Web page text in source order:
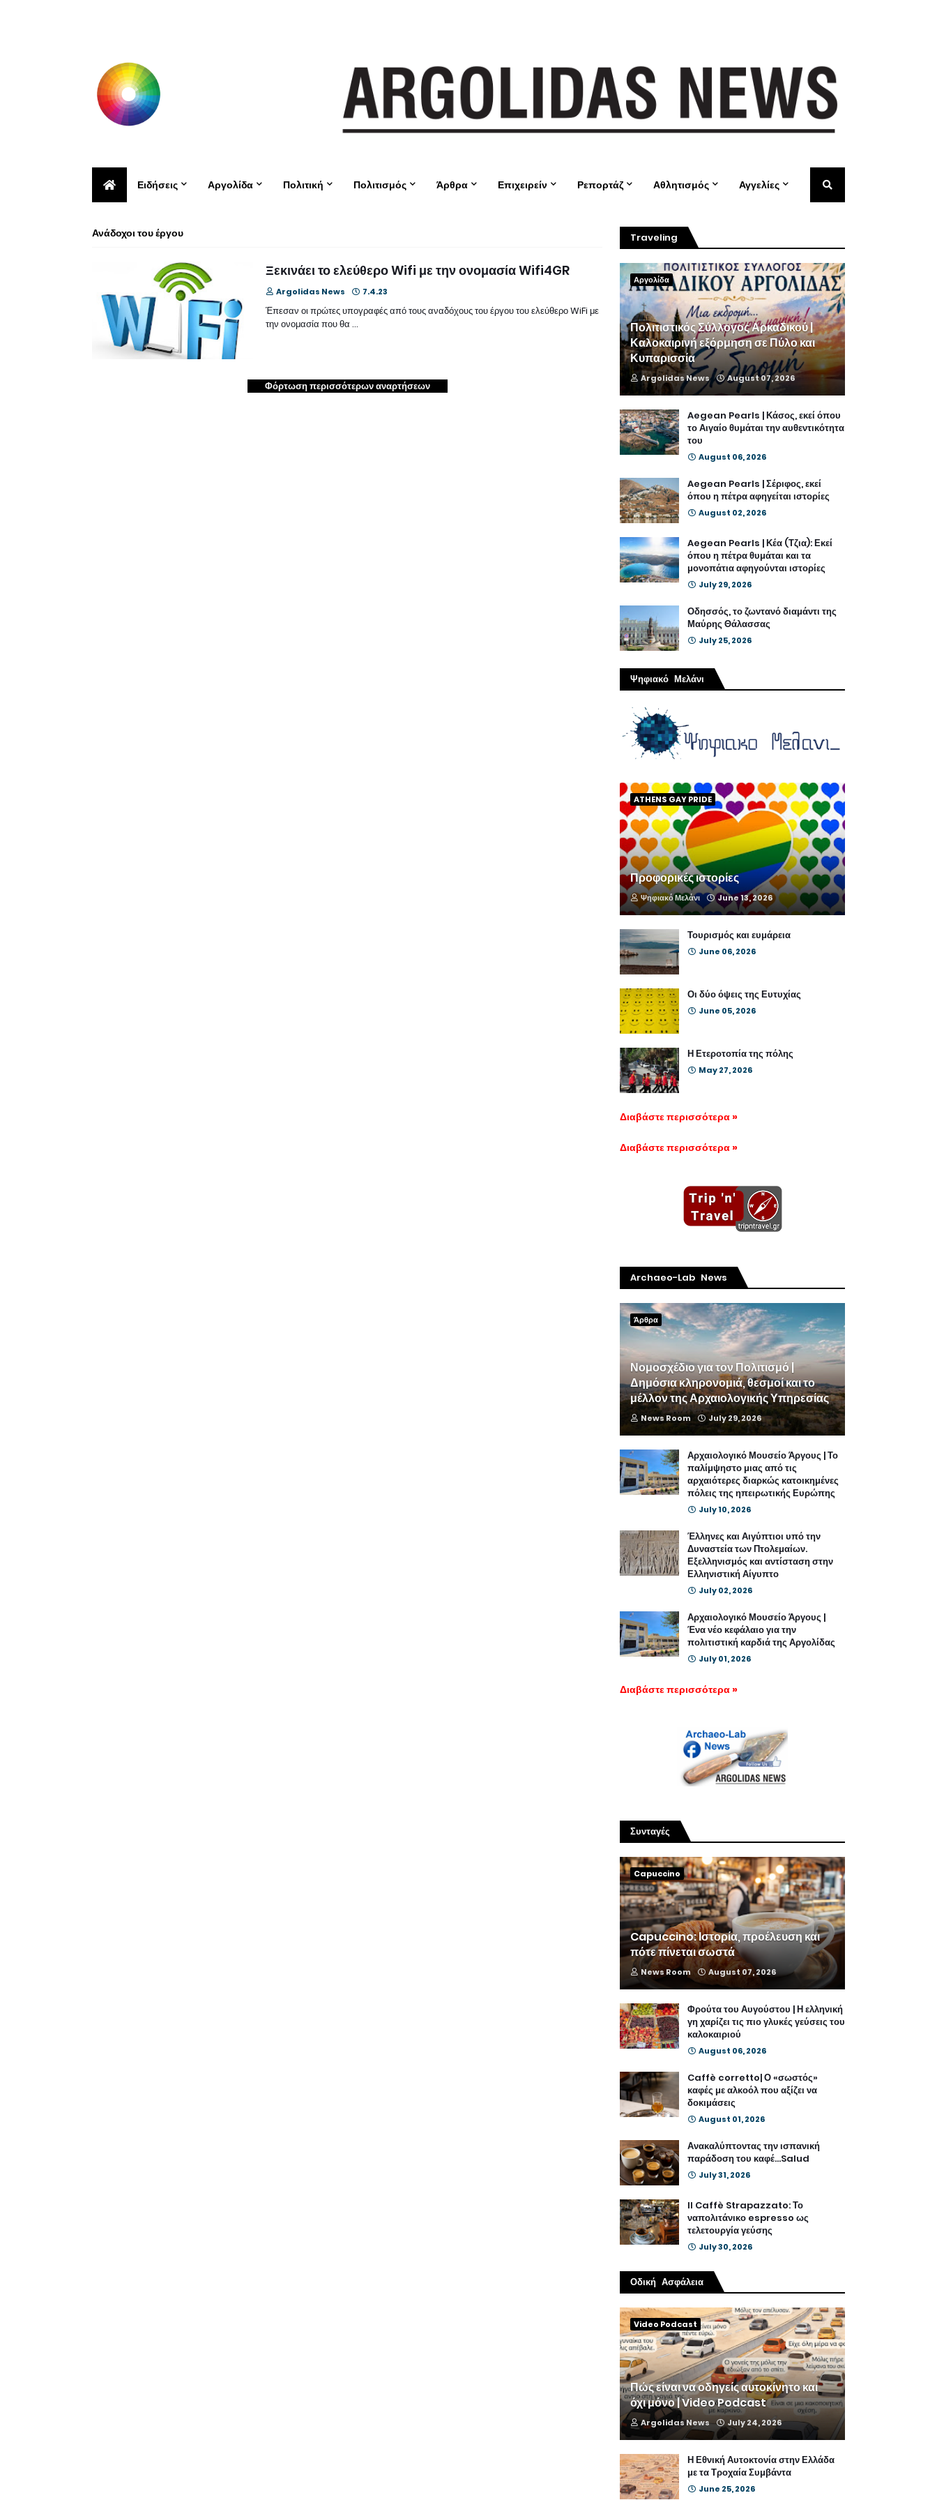
Ειδήσεις Αργολίδα Πολιτική Πολιτισμός Άρθρα Επιχειρείν Ρεπορτάζ Αθλητισμός Αγγελίες
Ανάδοχοι του έργου
Ξεκινάει το ελεύθερο Wifi με την ονομασία Wifi4GR
Argolidas News 7.4.23
Έπεσαν οι πρώτες υπογραφές από τους αναδόχους του έργου του ελεύθερο WiFi με
την ονομασία που θα …
Φόρτωση περισσότερων αναρτήσεων
Traveling
Αργολίδα
Πολιτιστικός Σύλλογος Αρκαδικού |
Καλοκαιρινή εξόρμηση σε Πύλο και
Κυπαρισσία
Argolidas News August 07, 2026
Aegean Pearls | Κάσος, εκεί όπου
το Αιγαίο θυμάται την αυθεντικότητα
του
August 06, 2026
Aegean Pearls | Σέριφος, εκεί
όπου η πέτρα αφηγείται ιστορίες
August 02, 2026
Aegean Pearls | Κέα (Τζια): Εκεί
όπου η πέτρα θυμάται και τα
μονοπάτια αφηγούνται ιστορίες
July 29, 2026
Οδησσός, το ζωντανό διαμάντι της
Μαύρης Θάλασσας
July 25, 2026
Ψηφιακό Μελάνι
ATHENS GAY PRIDE
Προφορικές ιστορίες
Ψηφιακό Μελάνι June 13, 2026
Τουρισμός και ευμάρεια
June 06, 2026
Οι δύο όψεις της Ευτυχίας
June 05, 2026
Η Ετεροτοπία της πόλης
May 27, 2026
Διαβάστε περισσότερα »
Διαβάστε περισσότερα »
Archaeo-Lab News
Άρθρα
Νομοσχέδιο για τον Πολιτισμό |
Δημόσια κληρονομιά, θεσμοί και το
μέλλον της Αρχαιολογικής Υπηρεσίας
News Room July 29, 2026
Αρχαιολογικό Μουσείο Άργους | Το
παλίμψηστο μιας από τις
αρχαιότερες διαρκώς κατοικημένες
πόλεις της ηπειρωτικής Ευρώπης
July 10, 2026
Έλληνες και Αιγύπτιοι υπό την
Δυναστεία των Πτολεμαίων.
Εξελληνισμός και αντίσταση στην
Ελληνιστική Αίγυπτο
July 02, 2026
Αρχαιολογικό Μουσείο Άργους |
Ένα νέο κεφάλαιο για την
πολιτιστική καρδιά της Αργολίδας
July 01, 2026
Διαβάστε περισσότερα »
Συνταγές
Capuccino
Capuccino: Ιστορία, προέλευση και
πότε πίνεται σωστά
News Room August 07, 2026
Φρούτα του Αυγούστου | Η ελληνική
γη χαρίζει τις πιο γλυκές γεύσεις του
καλοκαιριού
August 06, 2026
Caffè corretto| Ο «σωστός»
καφές με αλκοόλ που αξίζει να
δοκιμάσεις
August 01, 2026
Ανακαλύπτοντας την ισπανική
παράδοση του καφέ...Salud
July 31, 2026
Il Caffè Strapazzato: Το
ναπολιτάνικο espresso ως
τελετουργία γεύσης
July 30, 2026
Οδική Ασφάλεια
Video Podcast
Πώς είναι να οδηγείς αυτοκίνητο και
όχι μόνο | Video Podcast
Argolidas News July 24, 2026
Η Εθνική Αυτοκτονία στην Ελλάδα
με τα Τροχαία Συμβάντα
June 25, 2026